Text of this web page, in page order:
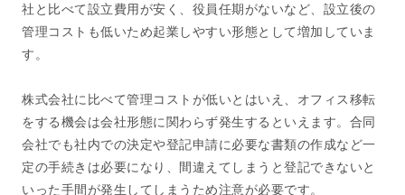
社と比べて設立費用が安く、役員任期がないなど、設立後の
管理コストも低いため起業しやすい形態として増加していま
す。
株式会社に比べて管理コストが低いとはいえ、オフィス移転
をする機会は会社形態に関わらず発生するといえます。合同
会社でも社内での決定や登記申請に必要な書類の作成など一
定の手続きは必要になり、間違えてしまうと登記できないと
いった手間が発生してしまうため注意が必要です。